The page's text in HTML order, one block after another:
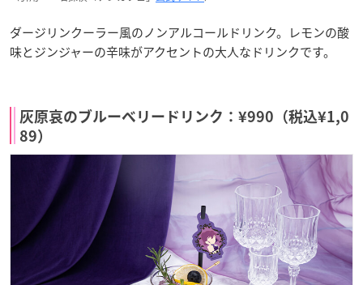
ダージリンクーラー風のノンアルコールドリンク。​レモンの酸
味とジンジャーの辛味がアクセントの大人なドリンクです。
灰原哀のブルーベリードリンク：¥990（税込¥1,0
89）